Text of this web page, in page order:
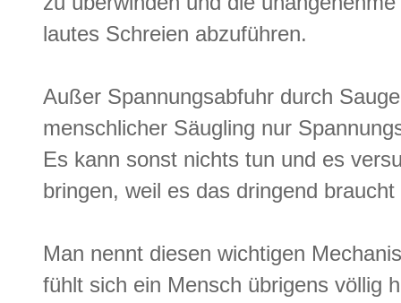
lautes Schreien abzuführen.
Außer Spannungsabfuhr durch
menschlicher Säugling nur
Es kann sonst nichts tun und es
bringen, weil es das dringend
Man nennt diesen wichtigen
fühlt sich ein Mensch übrigens völlig